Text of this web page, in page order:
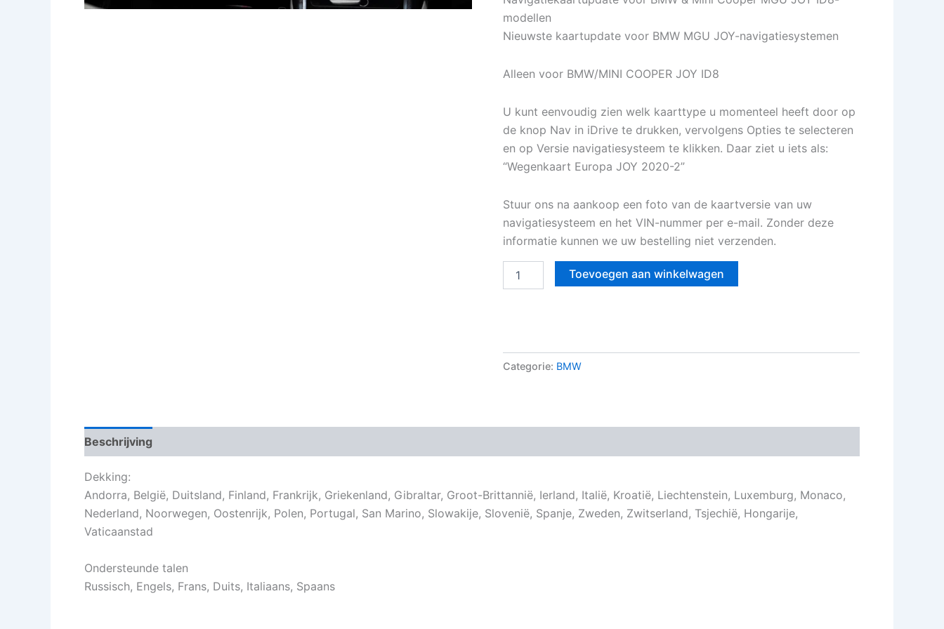
modellen
Nieuwste kaartupdate voor BMW MGU JOY-navigatiesystemen
Alleen voor BMW/MINI COOPER JOY ID8
U kunt eenvoudig zien welk kaarttype u momenteel heeft door op
de knop Nav in iDrive te drukken, vervolgens Opties te selecteren
en op Versie navigatiesysteem te klikken. Daar ziet u iets als:
“Wegenkaart Europa JOY 2020-2”
Stuur ons na aankoop een foto van de kaartversie van uw
navigatiesysteem en het VIN-nummer per e-mail. Zonder deze
informatie kunnen we uw bestelling niet verzenden.
Toevoegen aan winkelwagen
Categorie: BMW
Beschrijving
Dekking:
Andorra, België, Duitsland, Finland, Frankrijk, Griekenland, Gibraltar, Groot-Brittannië, Ierland, Italië, Kroatië, Liechtenstein, Luxemburg, Monaco,
Nederland, Noorwegen, Oostenrijk, Polen, Portugal, San Marino, Slowakije, Slovenië, Spanje, Zweden, Zwitserland, Tsjechië, Hongarije,
Vaticaanstad
Ondersteunde talen
Russisch, Engels, Frans, Duits, Italiaans, Spaans